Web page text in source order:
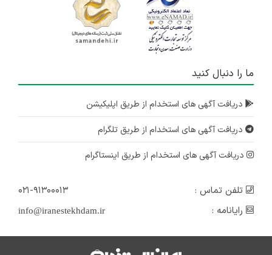
ما را دنبال کنید
دریافت آگهی های استخدام از طریق اپلیکیشن
دریافت آگهی های استخدام از طریق تلگرام
دریافت آگهی های استخدام از طریق اینستاگرام
تلفن تماس :
۰۲۱-۹۱۳۰۰۰۱۳
رایانامه :
info@iranestekhdam.ir